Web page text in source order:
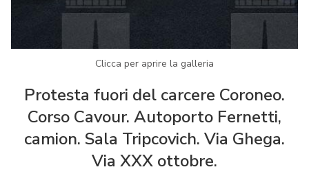
Clicca per aprire la galleria
Protesta fuori del carcere Coroneo.
Corso Cavour. Autoporto Fernetti,
camion. Sala Tripcovich. Via Ghega.
Via XXX ottobre.